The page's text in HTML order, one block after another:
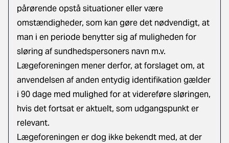
pårørende opstå situationer eller være
omstændigheder, som kan gøre det nødvendigt, at
man i en periode benytter sig af muligheden for
sløring af sundhedspersoners navn m.v.
Lægeforeningen mener derfor, at forslaget om, at
anvendelsen af anden entydig identifikation gælder
i 90 dage med mulighed for at videreføre sløringen,
hvis det fortsat er aktuelt, som udgangspunkt er
relevant.
Lægeforeningen er dog ikke bekendt med, at der